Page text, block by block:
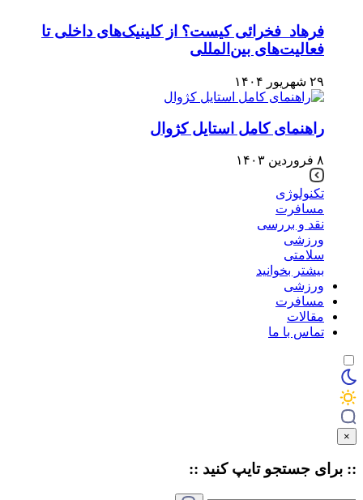
فرهاد فخرائی کیست؟ از کلینیک‌های داخلی تا
فعالیت‌های بین‌المللی
۲۹ شهریور ۱۴۰۴
راهنمای کامل استایل کژوال
۸ فروردین ۱۴۰۳
تکنولوژی
مسافرت
نقد و بررسی
ورزشی
سلامتی
بیشتر بخوانید
ورزشی
مسافرت
مقالات
تماس با ما
×
:: برای جستجو تایپکنید ::